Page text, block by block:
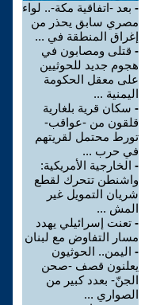
- بعد -اتفاقية مكة-.. لواء
مصري سابق يحذر من
إغراق المنطقة في ...
- قتلى ومصابون في
هجوم جديد للحوثيين
على معقل الحكومة
اليمنية ...
- سكان قرية بلغارية
قلقون من -عواقب-
تورط محتمل لقريتهم
في حرب ...
- الخارجية الأمريكية:
واشنطن تتحرك لقطع
شريان التمويل غير
المش ...
- تعنت إسرائيلي يهدد
مسار التفاوض مع لبنان
- اليمن.. الحوثيون
يعلنون قصف -صحن
الجنّ- بعدد كبير من
الصواري ...